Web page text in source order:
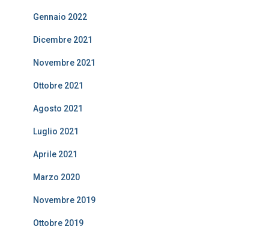
Gennaio 2022
Dicembre 2021
Novembre 2021
Ottobre 2021
Agosto 2021
Luglio 2021
Aprile 2021
Marzo 2020
Novembre 2019
Ottobre 2019